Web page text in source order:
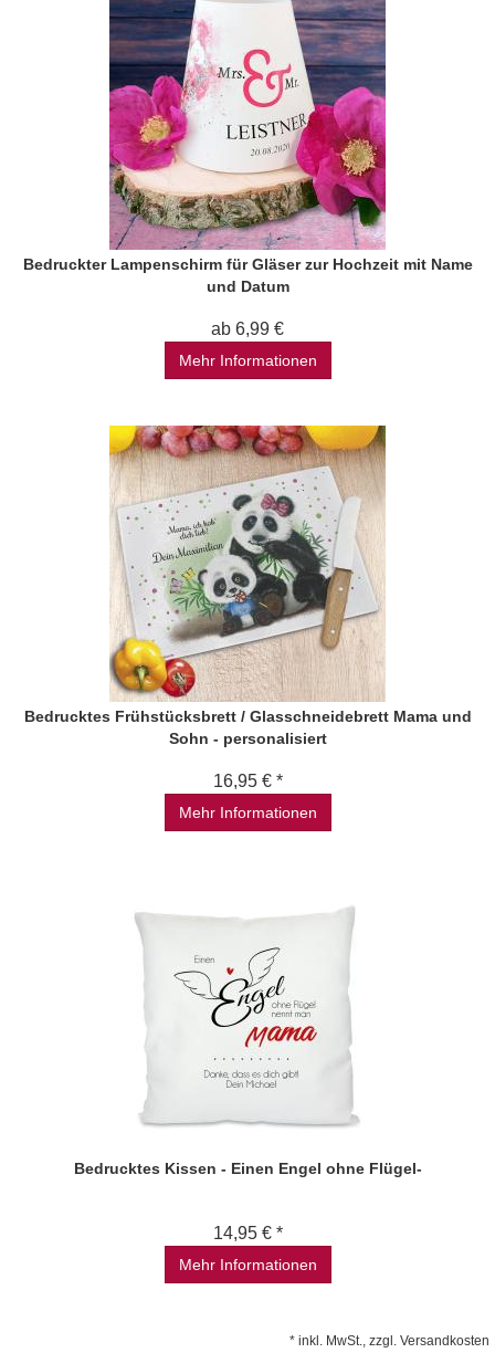
Bedruckter Lampenschirm für Gläser zur Hochzeit mit Name
und Datum
ab 6,99 €
Mehr Informationen
Bedrucktes Frühstücksbrett / Glasschneidebrett Mama und
Sohn - personalisiert
16,95 € *
Mehr Informationen
Bedrucktes Kissen - Einen Engel ohne Flügel-
14,95 € *
Mehr Informationen
* inkl. MwSt., zzgl. Versandkosten